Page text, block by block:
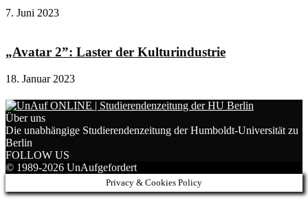
7. Juni 2023
„Avatar 2”: Laster der Kulturindustrie
18. Januar 2023
Über uns
Die unabhängige Studierendenzeitung der Humboldt-Universität zu
Berlin
FOLLOW US
© 1989-2026 UnAufgefordert
Privacy & Cookies Policy